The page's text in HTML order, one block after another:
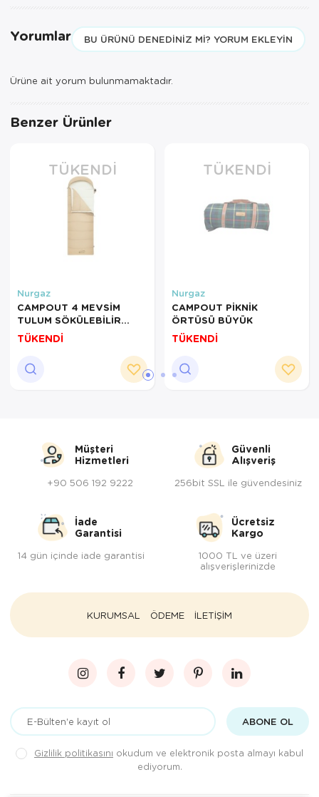
Yorumlar BU ÜRÜNÜ DENEDINIZ MI? YORUM EKLEYIN
Ürüne ait yorum bulunmamaktadır.
Benzer Ürünler
TÜKENDI
Nurgaz
CAMPOUT 4 MEVSİM
TULUM SÖKÜLEBİLİR
İÇLİKLİ
TÜKENDİ
TÜKENDI
Nurgaz
CAMPOUT PİKNİK
ÖRTÜSÜ BÜYÜK
TÜKENDİ
Müşteri
Hizmetleri
+90 506 192 9222
Güvenli
Alışveriş
256bit SSL ile güvendesiniz
İade
Garantisi
14 gün içinde iade garantisi
Ücretsiz
Kargo
1000 TL ve üzeri
alışverişlerinizde
KURUMSAL ÖDEME İLETİŞİM
ABONE OL
Gizlilik politikasını okudum ve elektronik posta almayı kabul
ediyorum.